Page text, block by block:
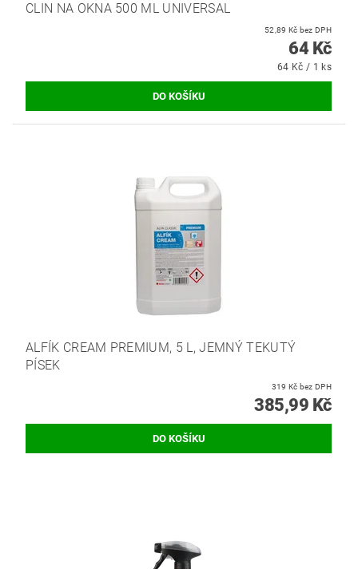
CLIN NA OKNA 500 ML UNIVERSAL
52,89 Kč bez DPH
64 Kč
64 Kč / 1 ks
ALFÍK CREAM PREMIUM, 5 L, JEMNÝ TEKUTÝ
PÍSEK
319 Kč bez DPH
385,99 Kč